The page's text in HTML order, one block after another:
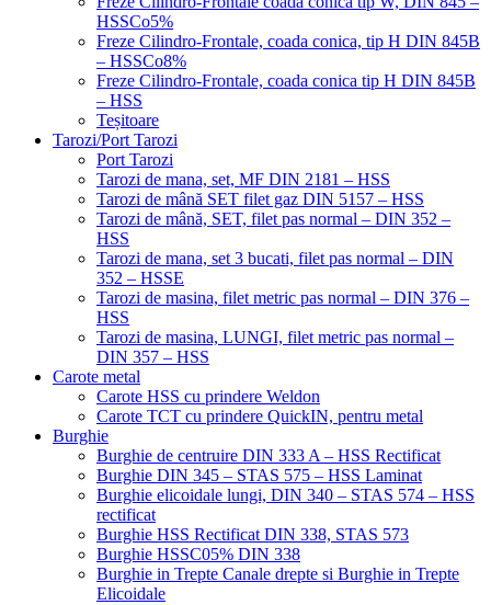
HSSCo5%
Freze Cilindro-Frontale, coada conica, tip H DIN 845B
– HSSCo8%
Freze Cilindro-Frontale, coada conica tip H DIN 845B
– HSS
Teșitoare
Tarozi/Port Tarozi
Port Tarozi
Tarozi de mana, set, MF DIN 2181 – HSS
Tarozi de mână SET filet gaz DIN 5157 – HSS
Tarozi de mână, SET, filet pas normal – DIN 352 –
HSS
Tarozi de mana, set 3 bucati, filet pas normal – DIN
352 – HSSE
Tarozi de masina, filet metric pas normal – DIN 376 –
HSS
Tarozi de masina, LUNGI, filet metric pas normal –
DIN 357 – HSS
Carote metal
Carote HSS cu prindere Weldon
Carote TCT cu prindere QuickIN, pentru metal
Burghie
Burghie de centruire DIN 333 A – HSS Rectificat
Burghie DIN 345 – STAS 575 – HSS Laminat
Burghie elicoidale lungi, DIN 340 – STAS 574 – HSS
rectificat
Burghie HSS Rectificat DIN 338, STAS 573
Burghie HSSC05% DIN 338
Burghie in Trepte Canale drepte si Burghie in Trepte
Elicoidale